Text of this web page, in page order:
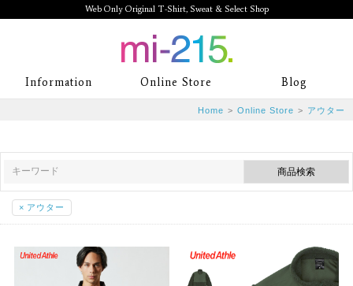
Web Only Original T-Shirt, Sweat & Select Shop
mi-215. Web Only Original T-Shirt,
Sweat & Select Shop mi-215. Tシャ
ランド専門通販
Information Online Store Blog
Home > Online Store > アウター
× アウター